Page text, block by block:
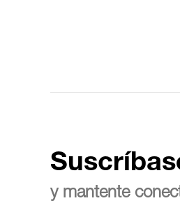
y mantente